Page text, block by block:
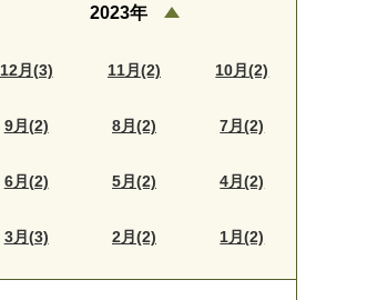
2023年
12月(3) 11月(2) 10月(2)
9月(2) 8月(2) 7月(2)
6月(2) 5月(2) 4月(2)
3月(3) 2月(2) 1月(2)